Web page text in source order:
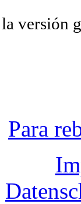
versión
Para